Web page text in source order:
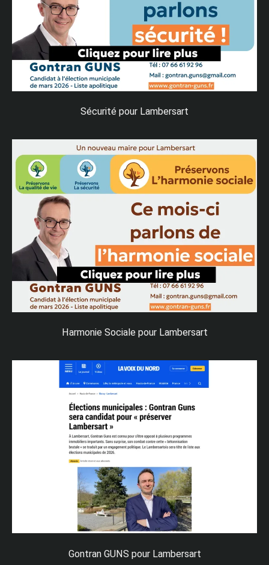
Sécurité pour Lambersart
Harmonie Sociale pour Lambersart
Gontran GUNS pour Lambersart